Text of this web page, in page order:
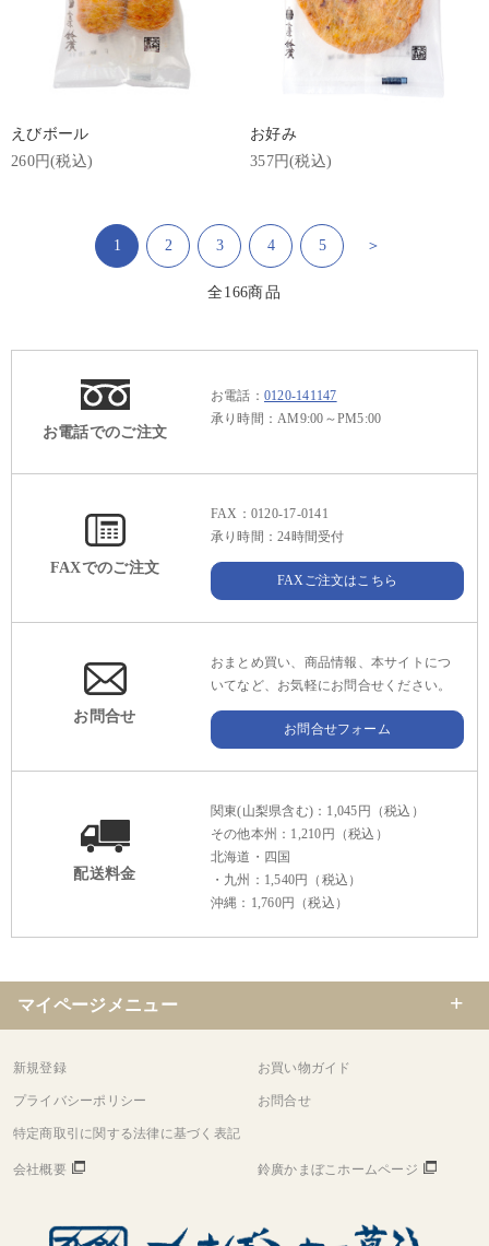
えびボール
260円(税込)
お好み
357円(税込)
1 2 3 4 5 ＞
全166商品
お電話でのご注文
お電話： 0120-141147
承り時間：AM9:00～PM5:00
FAXでのご注文
FAX：0120-17-0141
承り時間：24時間受付
FAXご注文はこちら
お問合せ
おまとめ買い、商品情報、本サイトにつ
いてなど、お気軽にお問合せください。
お問合せフォーム
配送料金
関東(山梨県含む)：1,045円（税込）
その他本州：1,210円（税込）
北海道・四国
・九州：1,540円（税込）
沖縄：1,760円（税込）
マイページメニュー
新規登録 お買い物ガイド
プライバシーポリシー お問合せ
特定商取引に関する法律に基づく表記
会社概要 鈴廣かまぼこホームページ